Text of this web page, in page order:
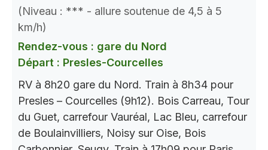
(Niveau : *** - allure soutenue de 4,5 à 5
km/h)
Rendez-vous : gare du Nord
Départ : Presles-Courcelles
RV à 8h20 gare du Nord. Train à 8h34 pour
Presles – Courcelles (9h12). Bois Carreau, Tour
du Guet, carrefour Vauréal, Lac Bleu, carrefour
de Boulainvilliers, Noisy sur Oise, Bois